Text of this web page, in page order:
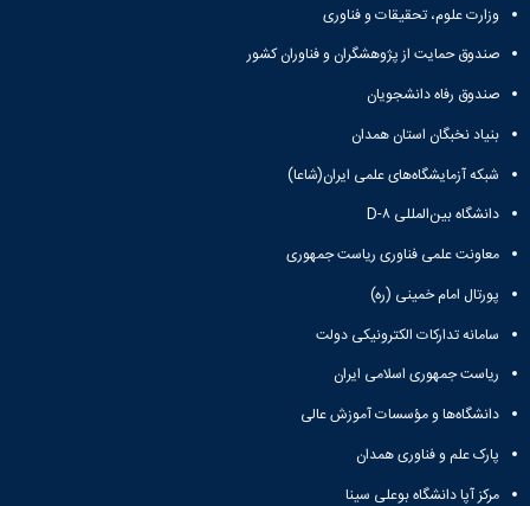
وزارت علوم، تحقیقات و فناوری
صندوق حمایت از پژوهشگران و فناوران کشور
صندوق رفاه دانشجویان
بنیاد نخبگان استان همدان
شبکه آزمایشگاه‌های علمی ایران(شاعا)
دانشگاه بین‌المللی D-۸
معاونت علمی فناوری ریاست جمهوری
پورتال امام خمینی (ره)
سامانه تدارکات الکترونیکی دولت
ریاست جمهوری اسلامی ایران
دانشگاه‌ها و مؤسسات آموزش عالی
پارک علم و فناوری همدان
مرکز آپا دانشگاه بوعلی سینا